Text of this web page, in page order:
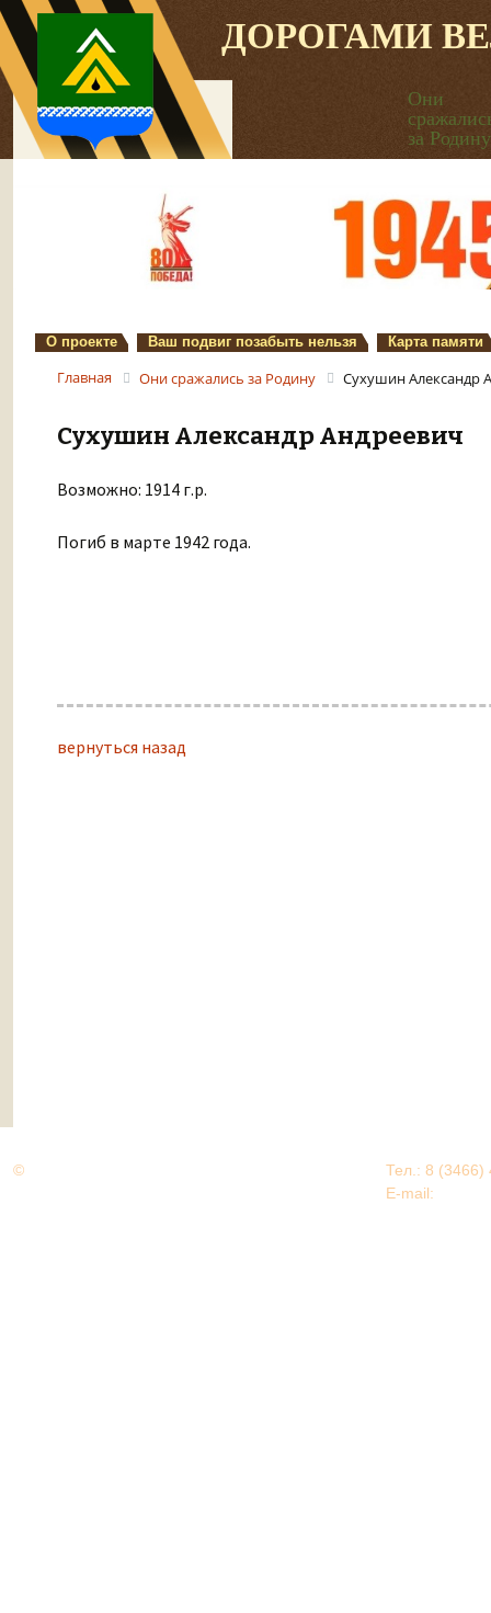
ДОРОГАМИ
Они
за Родину
О проекте Ваш подвиг позабыть нельзя Карта памяти
Главная Они сражались за Родину Сухушин Александр
Сухушин Александр Андреевич
Возможно: 1914 г.р.
Погиб в марте 1942 года.
вернуться назад
©
Тел.: 8 (3466)
E-mail: